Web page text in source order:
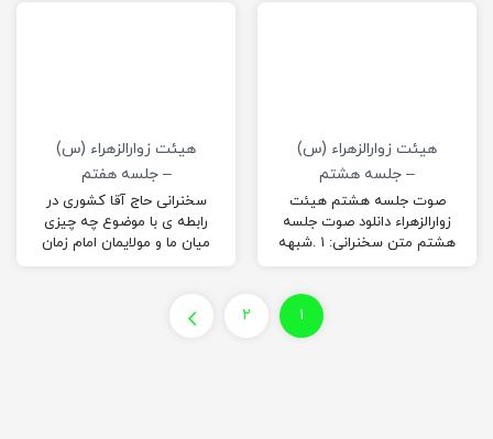
هیئت زوارالزهراء (س)
– جلسه هشتم
صوت جلسه هشتم هیئت
زوارالزهراء دانلود صوت جلسه
هشتم متن سخنرانی: ۱ .شبهه
هیئت زوارالزهراء (س)
– جلسه هفتم
سخنرانی حاج آقا کشوری در
رابطه‌ ی با موضوع چه چیزی
میان ما و مولایمان امام زمان
۱ ۲